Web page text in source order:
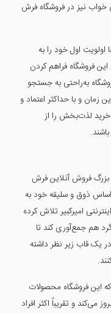
خواب نیز در فروشگاه فرش
اولویت اول خود را به
فروشگاه فراهم کردن
به‌راحتی به جستجو
زمان و با حداکثر اعتماد و
خرید لذت‌بخش را از
بزرگ فروش آنلاین فرش
اساس ذوق و سلیقه خود به
امیرکبیر تلاش کرده
هم جمع‌آوری کند تا
یک قاب زیر نظر داشته
این فروشگاه محصولات
و تقریباً اکثر افراد